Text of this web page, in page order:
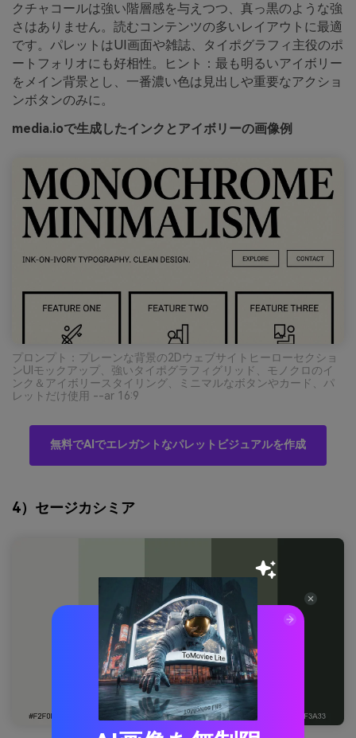
クチャコールは強い階層感を与えつつ、真っ黒のような強
さはありません。読むコンテンツの多いレイアウトに最適
です。パレットはUI画面や雑誌、タイポグラフィ主役のポ
ートフォリオにも好相性。ヒント：最も明るいアイボリー
をメイン背景とし、一番濃い色は見出しや重要なアクショ
ンボタンのみに。
media.ioで生成したインクとアイボリーの画像例
プロンプト：プレーンな背景の2Dウェブサイトヒーローセクショ
ンUIモックアップ、強いタイポグラフィグリッド、モノクロのイ
ンク＆アイボリースタイリング、ミニマルなボタンやカード、パ
レットだけ使用 --ar 16:9
無料でAIでエレガントなパレットビジュアルを作成
4）セージカシミア